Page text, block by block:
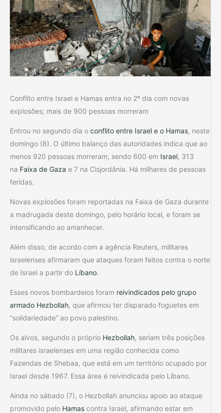
Conflito entre Israel e Hamas entra no 2º dia com novas
explosões; mais de 900 pessoas morreram
Entrou no segundo dia o conflito entre Israel e o Hamas, neste
domingo (8). O último balanço das autoridades indica que ao
menos 920 pessoas morreram, sendo 600 em Israel, 313
na Faixa de Gaza e 7 na Cisjordânia. Há milhares de pessoas
feridas.
Novas explosões foram reportadas na Faixa de Gaza durante
a madrugada deste domingo, pelo horário local, e foram se
intensificando ao amanhecer.
Além disso, de acordo com a agência Reuters, militares
israelenses afirmaram que ataques foram feitos contra o norte
de Israel a partir do Líbano.
Esses novos bombardeios foram reivindicados pelo grupo
armado Hezbollah, que afirmou ter disparado foguetes em
“solidariedade” ao povo palestino.
Os alvos, segundo o próprio Hezbollah, seriam três posições
militares israelenses em uma região conhecida como
Fazendas de Shebaa, que está em um território ocupado por
Israel desde 1967. Essa área é reivindicada pelo Líbano.
Ainda no sábado (7), o Hezbollah anunciou apoio ao ataque
promovido pelo Hamas contra Israel, afirmando estar em